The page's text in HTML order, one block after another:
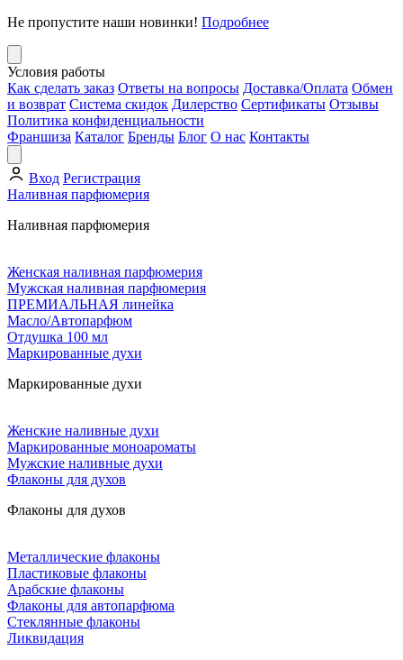
Не пропустите наши новинки! Подробнее
Условия работы
Как сделать заказ Ответы на вопросы Доставка/Оплата Обмен
и возврат Система скидок Дилерство Сертификаты Отзывы
Политика конфиденциальности
Франшиза Каталог Бренды Блог О нас Контакты
Вход Регистрация
Наливная парфюмерия
Наливная парфюмерия
Женская наливная парфюмерия
Мужская наливная парфюмерия
ПРЕМИАЛЬНАЯ линейка
Масло/Автопарфюм
Отдушка 100 мл
Маркированные духи
Маркированные духи
Женские наливные духи
Маркированные моноароматы
Мужские наливные духи
Флаконы для духов
Флаконы для духов
Металлические флаконы
Пластиковые флаконы
Арабские флаконы
Флаконы для автопарфюма
Стеклянные флаконы
Ликвидация